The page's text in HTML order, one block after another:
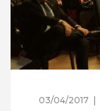
03/04/2017